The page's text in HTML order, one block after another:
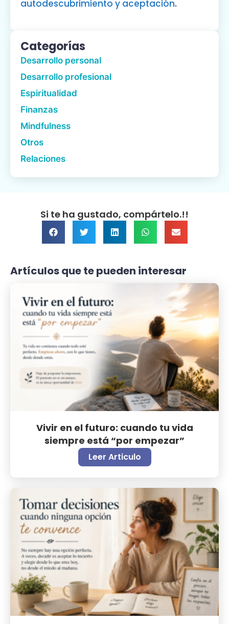
autodescubrimiento y aceptación.
Categorías
Desarrollo personal
Desarrollo profesional
Espiritualidad
Finanzas
Mindfulness
Otros
Relaciones
Si te ha gustado, compártelo.!!
Artículos que te pueden interesar
Vivir en el futuro: cuando tu vida
siempre está “por empezar”
Leer Articulo